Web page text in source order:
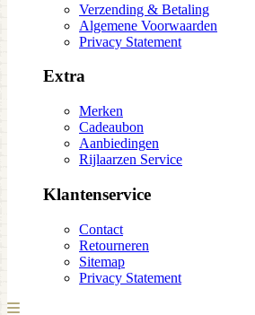
Verzending & Betaling
Algemene Voorwaarden
Privacy Statement
Extra
Merken
Cadeaubon
Aanbiedingen
Rijlaarzen Service
Klantenservice
Contact
Retourneren
Sitemap
Privacy Statement